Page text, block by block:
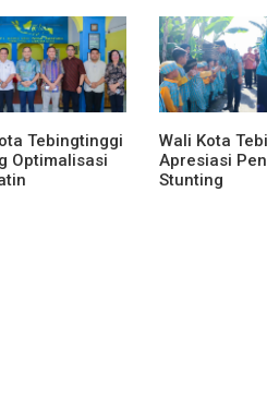
Se-Sumut
Gedung
Ori
Tebingtinggi
Optimalisasi
Wali Kota
Apresiasi
Stunting